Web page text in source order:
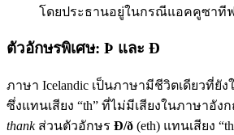
โดยประธานอยู่ในกรณีแอคคูซาที
ตัวอักษรพิเศษ: Þ และ Ð
ภาษา Icelandic เป็นภาษามีชีวิตเดียวที่ยั
ซึ่งแทนเสียง “th” ที่ไม่มีเสียงในภาษาอัง
thankส่วนตัวอักษร Ð/ð (eth) แทนเสียง